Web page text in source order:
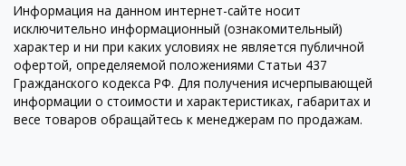
Информация на данном интернет-сайте носит
исключительно информационный (ознакомительный)
характер и ни при каких условиях не является публичной
офертой, определяемой положениями Статьи 437
Гражданского кодекса РФ. Для получения исчерпывающей
информации о стоимости и характеристиках, габаритах и
весе товаров обращайтесь к менеджерам по продажам.